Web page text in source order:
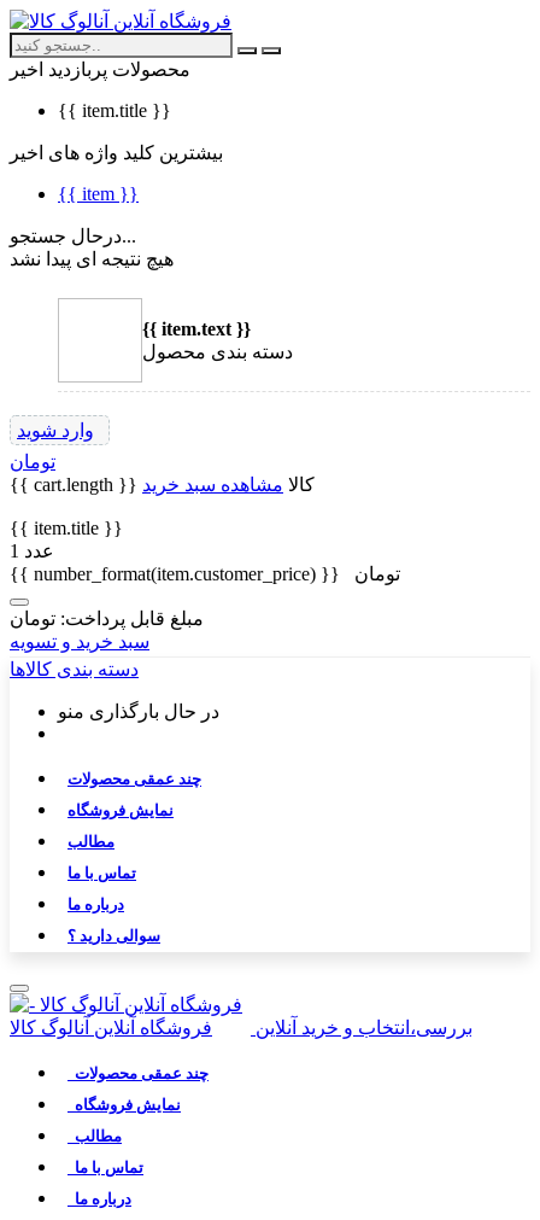
محصولات پربازدید اخیر
{{ item.title }}
بیشترین کلید واژه های اخیر
{{ item }}
درحال جستجو...
هیچ نتیجه ای پیدا نشد
{{ item.text }}
دسته بندی محصول
وارد شوید
تومان
{{ cart.length }} کالا مشاهده سبد خرید
{{ item.title }}
1 عدد
{{ number_format(item.customer_price) }}
تومان
مبلغ قابل پرداخت: تومان
سبد خرید و تسویه
دسته بندی کالاها
در حال بارگذاری منو
چند عمقی محصولات
نمایش فروشگاه
مطالب
تماس با ما
درباره ما
سوالی دارید ؟
بررسی،انتخاب و خرید آنلاین
چند عمقی محصولات
نمایش فروشگاه
مطالب
تماس با ما
درباره ما